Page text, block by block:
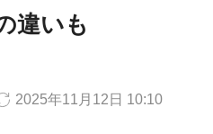
違いも
2025年11月12日 10:10